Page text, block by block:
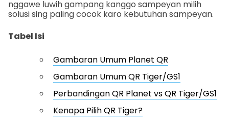
nggawe luwih gampang kanggo sampeyan milih
solusi sing paling cocok karo kebutuhan sampeyan.
Tabel Isi
Gambaran Umum Planet QR
Gambaran Umum QR Tiger/GS1
Perbandingan QR Planet vs QR Tiger/GS1
Kenapa Pilih QR Tiger?